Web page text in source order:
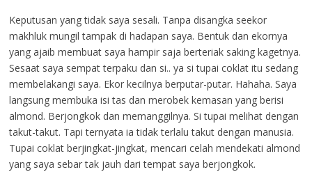
Keputusan yang tidak saya sesali. Tanpa disangka seekor
makhluk mungil tampak di hadapan saya. Bentuk dan ekornya
yang ajaib membuat saya hampir saja berteriak saking kagetnya.
Sesaat saya sempat terpaku dan si.. ya si tupai coklat itu sedang
membelakangi saya. Ekor kecilnya berputar-putar. Hahaha. Saya
langsung membuka isi tas dan merobek kemasan yang berisi
almond. Berjongkok dan memanggilnya. Si tupai melihat dengan
takut-takut. Tapi ternyata ia tidak terlalu takut dengan manusia.
Tupai coklat berjingkat-jingkat, mencari celah mendekati almond
yang saya sebar tak jauh dari tempat saya berjongkok.